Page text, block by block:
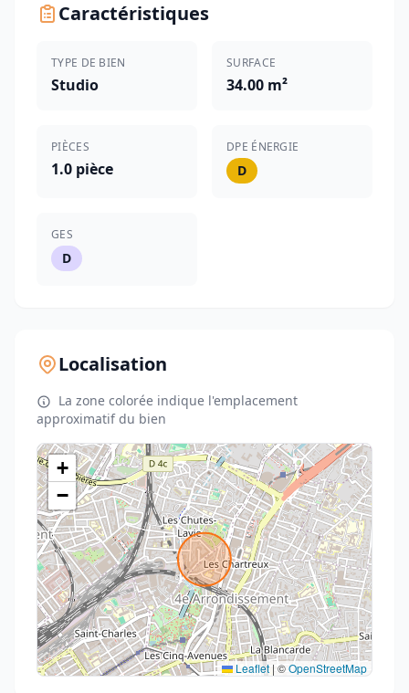
Caractéristiques
TYPE DE BIEN
Studio
SURFACE
34.00 m²
PIÈCES
1.0 pièce
DPE ÉNERGIE
D
GES
D
Localisation
La zone colorée indique l'emplacement
approximatif du bien
+
−
Leaflet | ©OpenStreetMap